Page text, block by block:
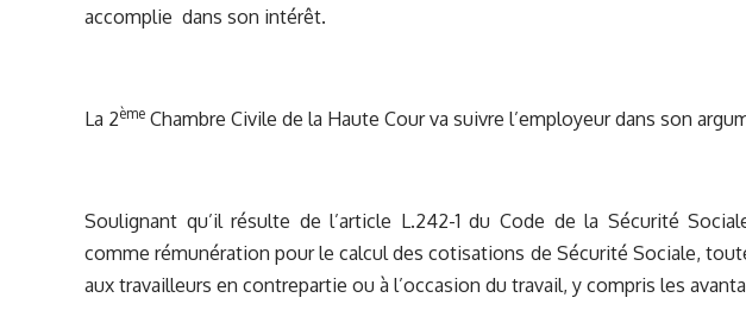
accomplie dans son intérêt.
La 2ème Chambre Civile de la Haute Cour va suivre l’employeur dans son
Soulignant qu’il résulte de l’article L.242-1 du Code de la Sécurité
comme rémunération pour le calcul des cotisations de Sécurité Sociale,
aux travailleurs en contrepartie ou à l’occasion du travail, y compris les